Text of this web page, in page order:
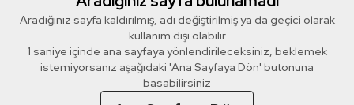
Aradığınız sayfa kaldırılmış, adı değiştirilmiş ya da geçici olarak
kullanım dışı olabilir
1 saniye içinde ana sayfaya yönlendirileceksiniz, beklemek
istemiyorsanız aşağıdaki 'Ana Sayfaya Dön' butonuna
basabilirsiniz